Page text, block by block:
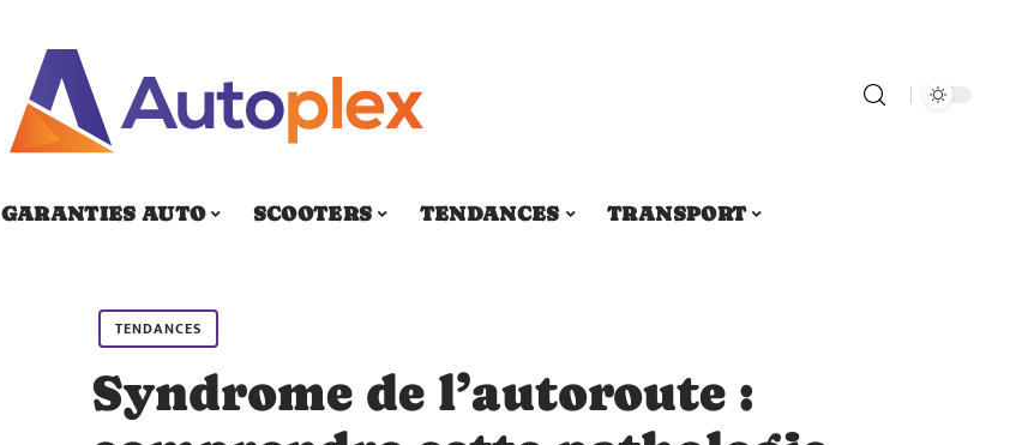
GARANTIES AUTO SCOOTERS TENDANCES TRANSPORT
TENDANCES
Syndrome de l’autoroute :